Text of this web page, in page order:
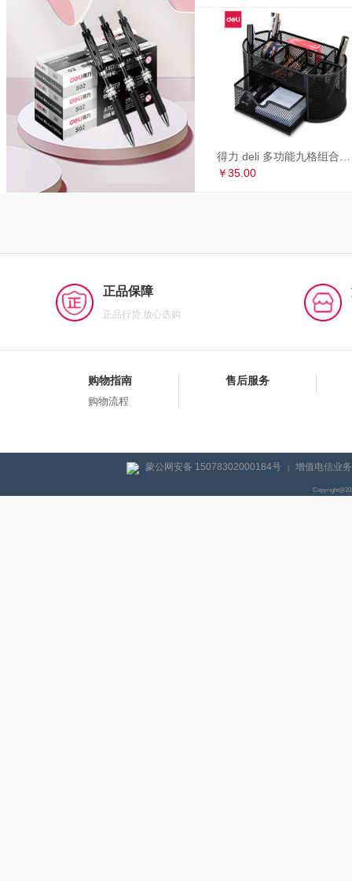
￥35.00
正品保障
正品行货 放心选购
购物指南
购物流程
售后服务
蒙公网安备 15078302000184号 | 增值电信业